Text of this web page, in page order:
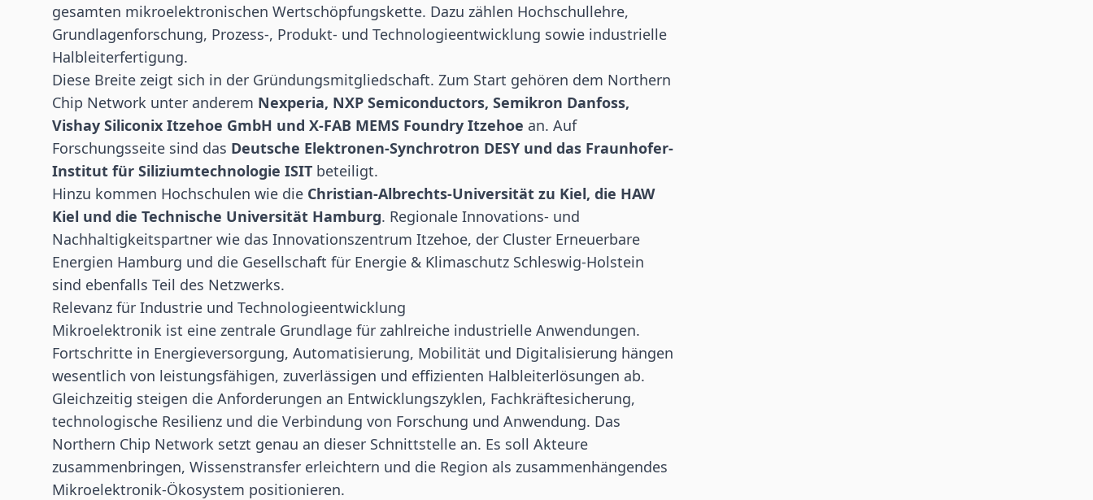
gesamten mikroelektronischen Wertschöpfungskette. Dazu zählen Hochschullehre,
Grundlagenforschung, Prozess-, Produkt- und Technologieentwicklung sowie industrielle
Halbleiterfertigung.
Diese Breite zeigt sich in der Gründungsmitgliedschaft. Zum Start gehören dem Northern
Chip Network unter anderem Nexperia, NXP Semiconductors, Semikron Danfoss,
Vishay Siliconix Itzehoe GmbH und X-FAB MEMS Foundry Itzehoe an. Auf
Forschungsseite sind das Deutsche Elektronen-Synchrotron DESY und das Fraunhofer-
Institut für Siliziumtechnologie ISIT beteiligt.
Hinzu kommen Hochschulen wie die Christian-Albrechts-Universität zu Kiel, die HAW
Kiel und die Technische Universität Hamburg. Regionale Innovations- und
Nachhaltigkeitspartner wie das Innovationszentrum Itzehoe, der Cluster Erneuerbare
Energien Hamburg und die Gesellschaft für Energie & Klimaschutz Schleswig-Holstein
sind ebenfalls Teil des Netzwerks.
Relevanz für Industrie und Technologieentwicklung
Mikroelektronik ist eine zentrale Grundlage für zahlreiche industrielle Anwendungen.
Fortschritte in Energieversorgung, Automatisierung, Mobilität und Digitalisierung hängen
wesentlich von leistungsfähigen, zuverlässigen und effizienten Halbleiterlösungen ab.
Gleichzeitig steigen die Anforderungen an Entwicklungszyklen, Fachkräftesicherung,
technologische Resilienz und die Verbindung von Forschung und Anwendung. Das
Northern Chip Network setzt genau an dieser Schnittstelle an. Es soll Akteure
zusammenbringen, Wissenstransfer erleichtern und die Region als zusammenhängendes
Mikroelektronik-Ökosystem positionieren.